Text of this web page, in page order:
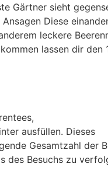
Gärtner sieht
Diese
leckere
lassen dir
ausfüllen. Dieses
Gesamtzahl der
des Besuchs zu